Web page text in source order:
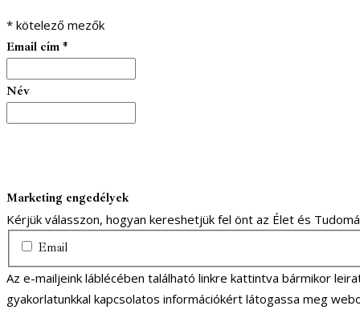
* kötelező mezők
Email cím *
Név
Marketing engedélyek
Kérjük válasszon, hogyan kereshetjük fel önt az Élet és
Email
Az e-mailjeink láblécében található linkre kattintva bármikor
gyakorlatunkkal kapcsolatos információkért látogassa meg